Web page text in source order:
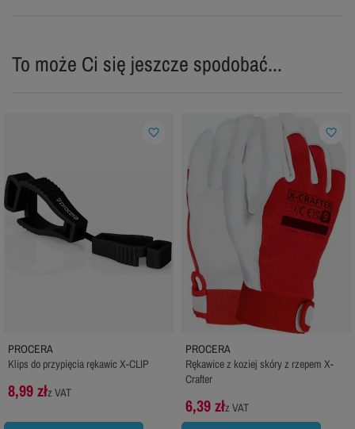
To może Ci się jeszcze spodobać...
PROCERA
Klips do przypięcia rękawic X-CLIP
8,99 złz VAT
favorite_border
PROCERA
Rękawice z koziej skóry z rzepem X-
Crafter
6,39 złz VAT
favorite_border